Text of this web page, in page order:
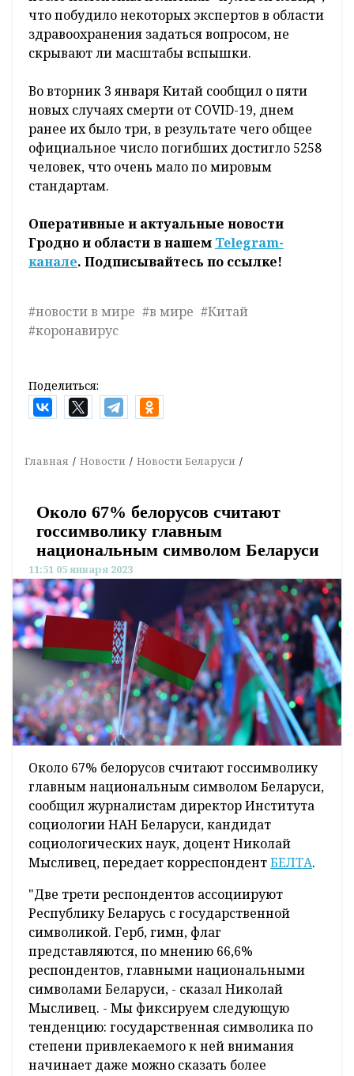
что побудило некоторых экспертов в области
здравоохранения задаться вопросом, не
скрывают ли масштабы вспышки.
Во вторник 3 января Китай сообщил о пяти
новых случаях смерти от COVID-19, днем
ранее их было три, в результате чего общее
официальное число погибших достигло 5258
человек, что очень мало по мировым
стандартам.
Оперативные и актуальные новости
Гродно и области в нашем Telegram-
канале. Подписывайтесь по ссылке!
#новости в мире #в мире #Китай
#коронавирус
Поделиться:
Главная Новости Новости Беларуси
Около 67% белорусов считают
госсимволику главным
национальным символом Беларуси
11:51 05 января 2023
Около 67% белорусов считают госсимволику
главным национальным символом Беларуси,
сообщил журналистам директор Института
социологии НАН Беларуси, кандидат
социологических наук, доцент Николай
Мысливец, передает корреспондентБЕЛТА.
"Две трети респондентов ассоциируют
Республику Беларусь с государственной
символикой. Герб, гимн, флаг
представляются, по мнению 66,6%
респондентов, главными национальными
символами Беларуси, - сказал Николай
Мысливец. - Мы фиксируем следующую
тенденцию: государственная символика по
степени привлекаемого к ней внимания
начинает даже можно сказать более